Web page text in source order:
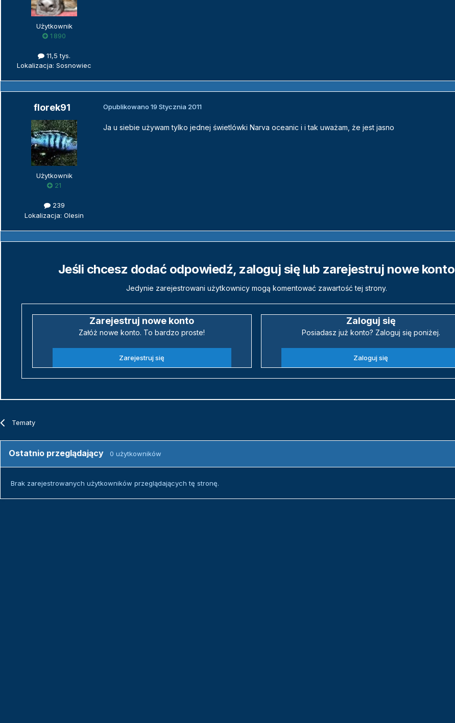
Użytkownik
1 890
11,5 tys.
Lokalizacja: Sosnowiec
florek91
Użytkownik
21
239
Lokalizacja: Olesin
Opublikowano 19 Stycznia 2011
Ja u siebie używam tylko jednej świetlówki Narva oceanic i i tak uważam, że jest jasno
Jeśli chcesz dodać odpowiedź, zaloguj się lub zarejestruj nowe konto
Jedynie zarejestrowani użytkownicy mogą komentować zawartość tej strony.
Zarejestruj nowe konto
Załóż nowe konto. To bardzo proste!
Zarejestruj się
Zaloguj się
Posiadasz już konto? Zaloguj się poniżej.
Zaloguj się
Tematy
Ostatnio przeglądający 0 użytkowników
Brak zarejestrowanych użytkowników przeglądających tę stronę.